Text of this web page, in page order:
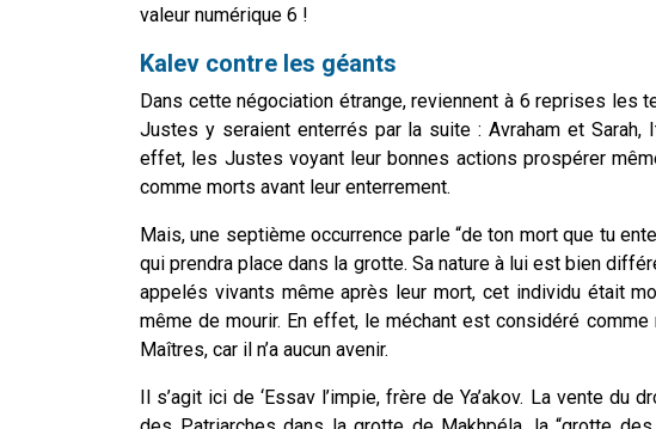
valeur numérique 6 !
Kalev contre les géants
Dans cette négociation étrange, reviennent à 6 reprises les
Justes y seraient enterrés par la suite : Avraham et Sarah,
effet, les Justes voyant leur bonnes actions prospérer
comme morts avant leur enterrement.
Mais, une septième occurrence parle “de ton mort que tu
qui prendra place dans la grotte. Sa nature à lui est bien
appelés vivants même après leur mort, cet individu était
même de mourir. En effet, le méchant est considéré
Maîtres, car il n’a aucun avenir.
Il s’agit ici de ‘Essav l’impie, frère de Ya’akov. La vente